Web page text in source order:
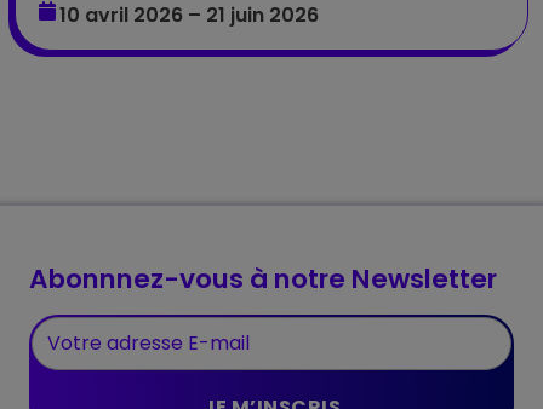
10 avril 2026 – 21 juin 2026
Abonnnez-vous à notre Newsletter